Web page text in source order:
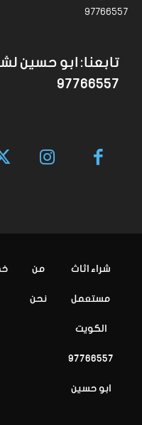
97766557
تابعنا: ابو حسين
97766557
شراء اثاث
مستعمل
الكويت
97766557
ابو حسين
من
نحن